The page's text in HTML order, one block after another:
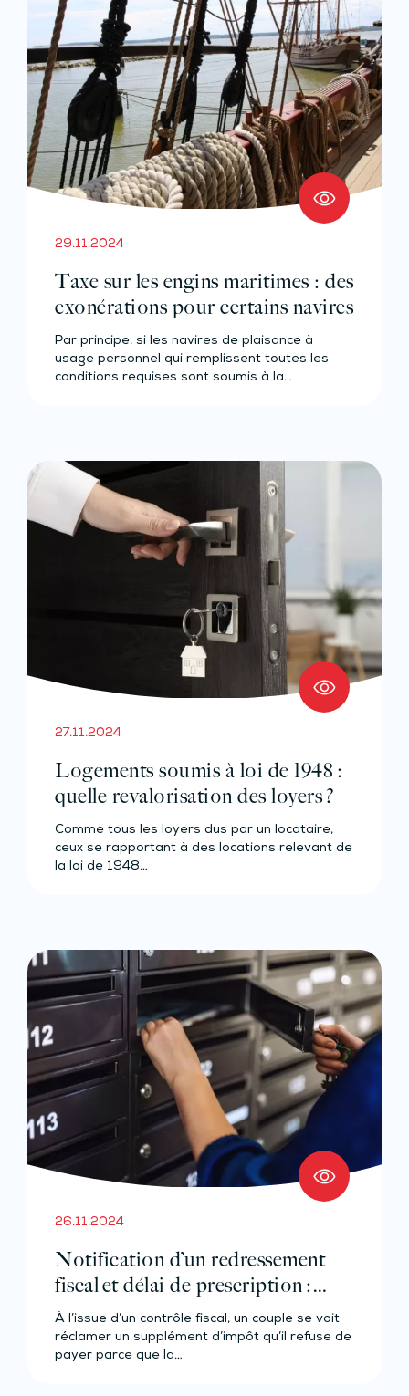
29.11.2024
Taxe sur les engins maritimes : des
exonérations pour certains navires
Par principe, si les navires de plaisance à
usage personnel qui remplissent toutes les
conditions requises sont soumis à la…
27.11.2024
Logements soumis à loi de 1948 :
quelle revalorisation des loyers ?
Comme tous les loyers dus par un locataire,
ceux se rapportant à des locations relevant de
la loi de 1948…
26.11.2024
Notification d’un redressement
fiscal et délai de prescription :
précisions utiles
À l’issue d’un contrôle fiscal, un couple se voit
réclamer un supplément d’impôt qu’il refuse de
payer parce que la…